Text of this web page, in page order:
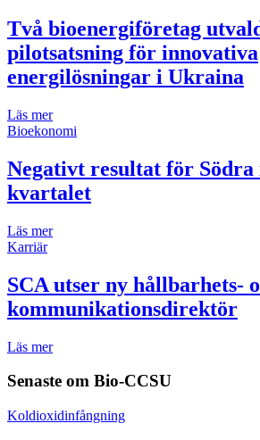
Två bioenergiföretag
pilotsatsning för innovativa
energilösningar i Ukraina
Läs mer
Bioekonomi
Negativt resultat för Södra
kvartalet
Läs mer
Karriär
SCA utser ny hållbarhets-
kommunikationsdirektör
Läs mer
Senaste om Bio-CCSU
Koldioxidinfångning